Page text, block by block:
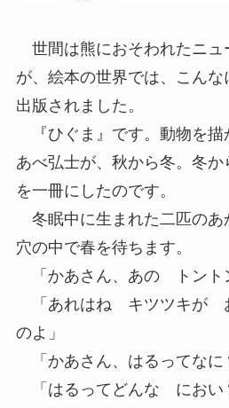
世間は熊におそわれたニュ
が、絵本の世界では、こん
出版されました。
『ひぐま』です。動物を描
あべ弘士が、秋から冬。冬か
を一冊にしたのです。
冬眠中に生まれた二匹のあ
穴の中で春を待ちます。
「かあさん、あの トント
「あれはね キツツキが
のよ」
「かあさん、はるってなに
「はるってどんな におい